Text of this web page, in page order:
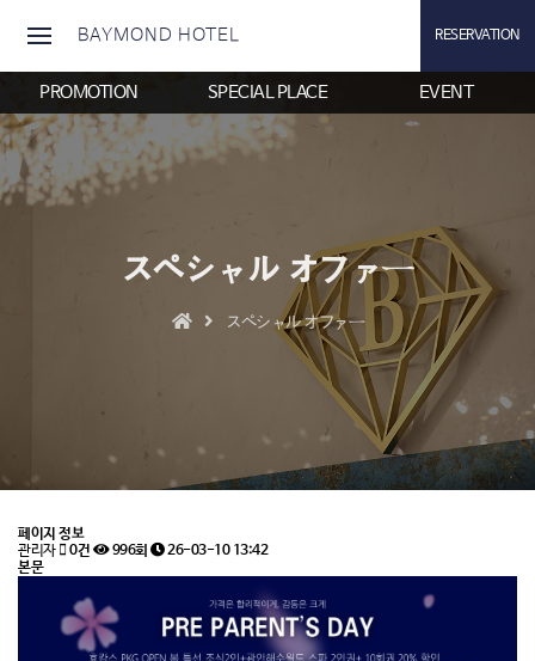
BAYMOND HOTEL RESERVATION
PROMOTION SPECIAL PLACE EVENT
スペシャル オファー
スペシャル オファー
페이지 정보
관리자
0건 996회
26-03-10 13:42
본문